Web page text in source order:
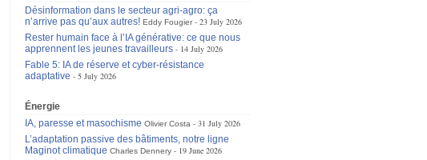
Désinformation dans le secteur agri-agro: ça
n’arrive pas qu’aux autres! Eddy Fougier
23 July 2026
Rester humain face à l’IA générative: ce que nous
apprennent les jeunes travailleurs
14 July 2026
Fable 5: IA de réserve et cyber-résistance
adaptative
5 July 2026
Énergie
IA, paresse et masochisme Olivier Costa
31 July 2026
L’adaptation passive des bâtiments, notre ligne
Maginot climatique Charles Dennery
19 June 2026